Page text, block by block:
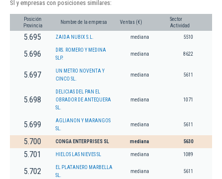
Sl y empresas con posiciones similares:
Posición
Provincia
Nombre de la empresa Ventas (€)
Sector
Actividad
5.695 ZAIDA NUBIX S.L. mediana 5510
5.696
DRS. ROMERO Y MEDINA
SLP.
mediana 8622
5.697
UN METRO NOVENTA Y
CINCO SL.
mediana 5611
5.698
DELICIAS DEL PAN EL
OBRADOR DE ANTEQUERA
SL.
mediana 1071
5.699
AGLIANON Y MARANGOS
SL.
mediana 5611
5.700 CONGA ENTERPRISES SL mediana 5630
5.701 HIELOS LAS NIEVES SL mediana 1089
5.702
EL PLATANERO MARBELLA
SL.
mediana 5611